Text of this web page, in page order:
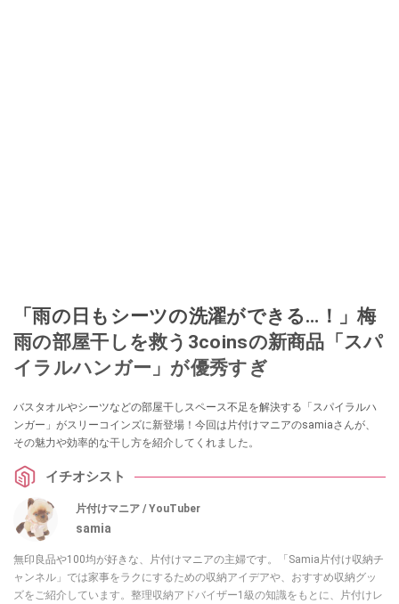
「雨の日もシーツの洗濯ができる…！」梅
雨の部屋干しを救う3coinsの新商品「スパ
イラルハンガー」が優秀すぎ
バスタオルやシーツなどの部屋干しスペース不足を解決する「スパイラルハ
ンガー」がスリーコインズに新登場！今回は片付けマニアのsamiaさんが、
その魅力や効率的な干し方を紹介してくれました。
イチオシスト
片付けマニア / YouTuber
samia
無印良品や100均が好きな、片付けマニアの主婦です。「Samia片付け収納チ
ャンネル」では家事をラクにするための収納アイデアや、おすすめ収納グッ
ズをご紹介しています。整理収納アドバイザー1級の知識をもとに、片付けレ